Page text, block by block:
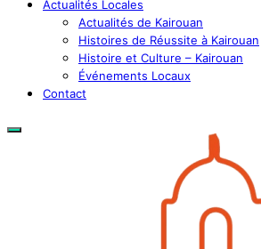
Actualités Locales
Actualités de Kairouan
Histoires de Réussite à Kairouan
Histoire et Culture – Kairouan
Événements Locaux
Contact